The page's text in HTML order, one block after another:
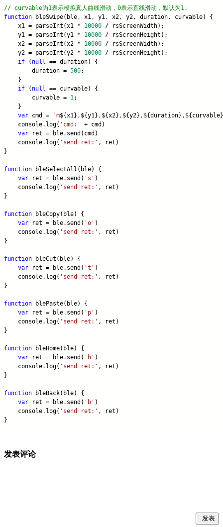
// curvable为1表示模拟真人曲线滑动，0表示直线滑动，默认为1.
function bleSwipe(ble, x1, y1, x2, y2, duration, curvable) {
    x1 = parseInt(x1 *
10000 / rsScreenWidth);
    y1 = parseInt(y1 *
10000 / rsScreenHeight);
    x2 = parseInt(x2 *
10000 / rsScreenWidth);
    y2 = parseInt(y2 *
10000 / rsScreenHeight);
if ( null
== duration) {
        duration =
500;
    }
if ( null
== curvable) {
        curvable =
1 ;
    }
var cmd = `m${x1} , ${y1} , ${x2} , ${y2} , ${duration} , ${curvable}
    console.log(
'cmd:'
+ cmd)
var ret = ble.send(cmd)
    console.log(
'send ret:' , ret)
}
function bleSelectAll(ble) {
var ret = ble.send( 's' )
    console.log(
'send ret:' , ret)
}
function bleCopy(ble) {
var ret = ble.send( 'o' )
    console.log(
'send ret:' , ret)
}
function bleCut(ble) {
var ret = ble.send( 't' )
    console.log(
'send ret:' , ret)
}
function blePaste(ble) {
var ret = ble.send( 'p' )
    console.log(
'send ret:' , ret)
}
function bleHome(ble) {
var ret = ble.send( 'h' )
    console.log(
'send ret:' , ret)
}
function bleBack(ble) {
var ret = ble.send( 'b' )
    console.log(
'send ret:' , ret)
}
发表评论
发表